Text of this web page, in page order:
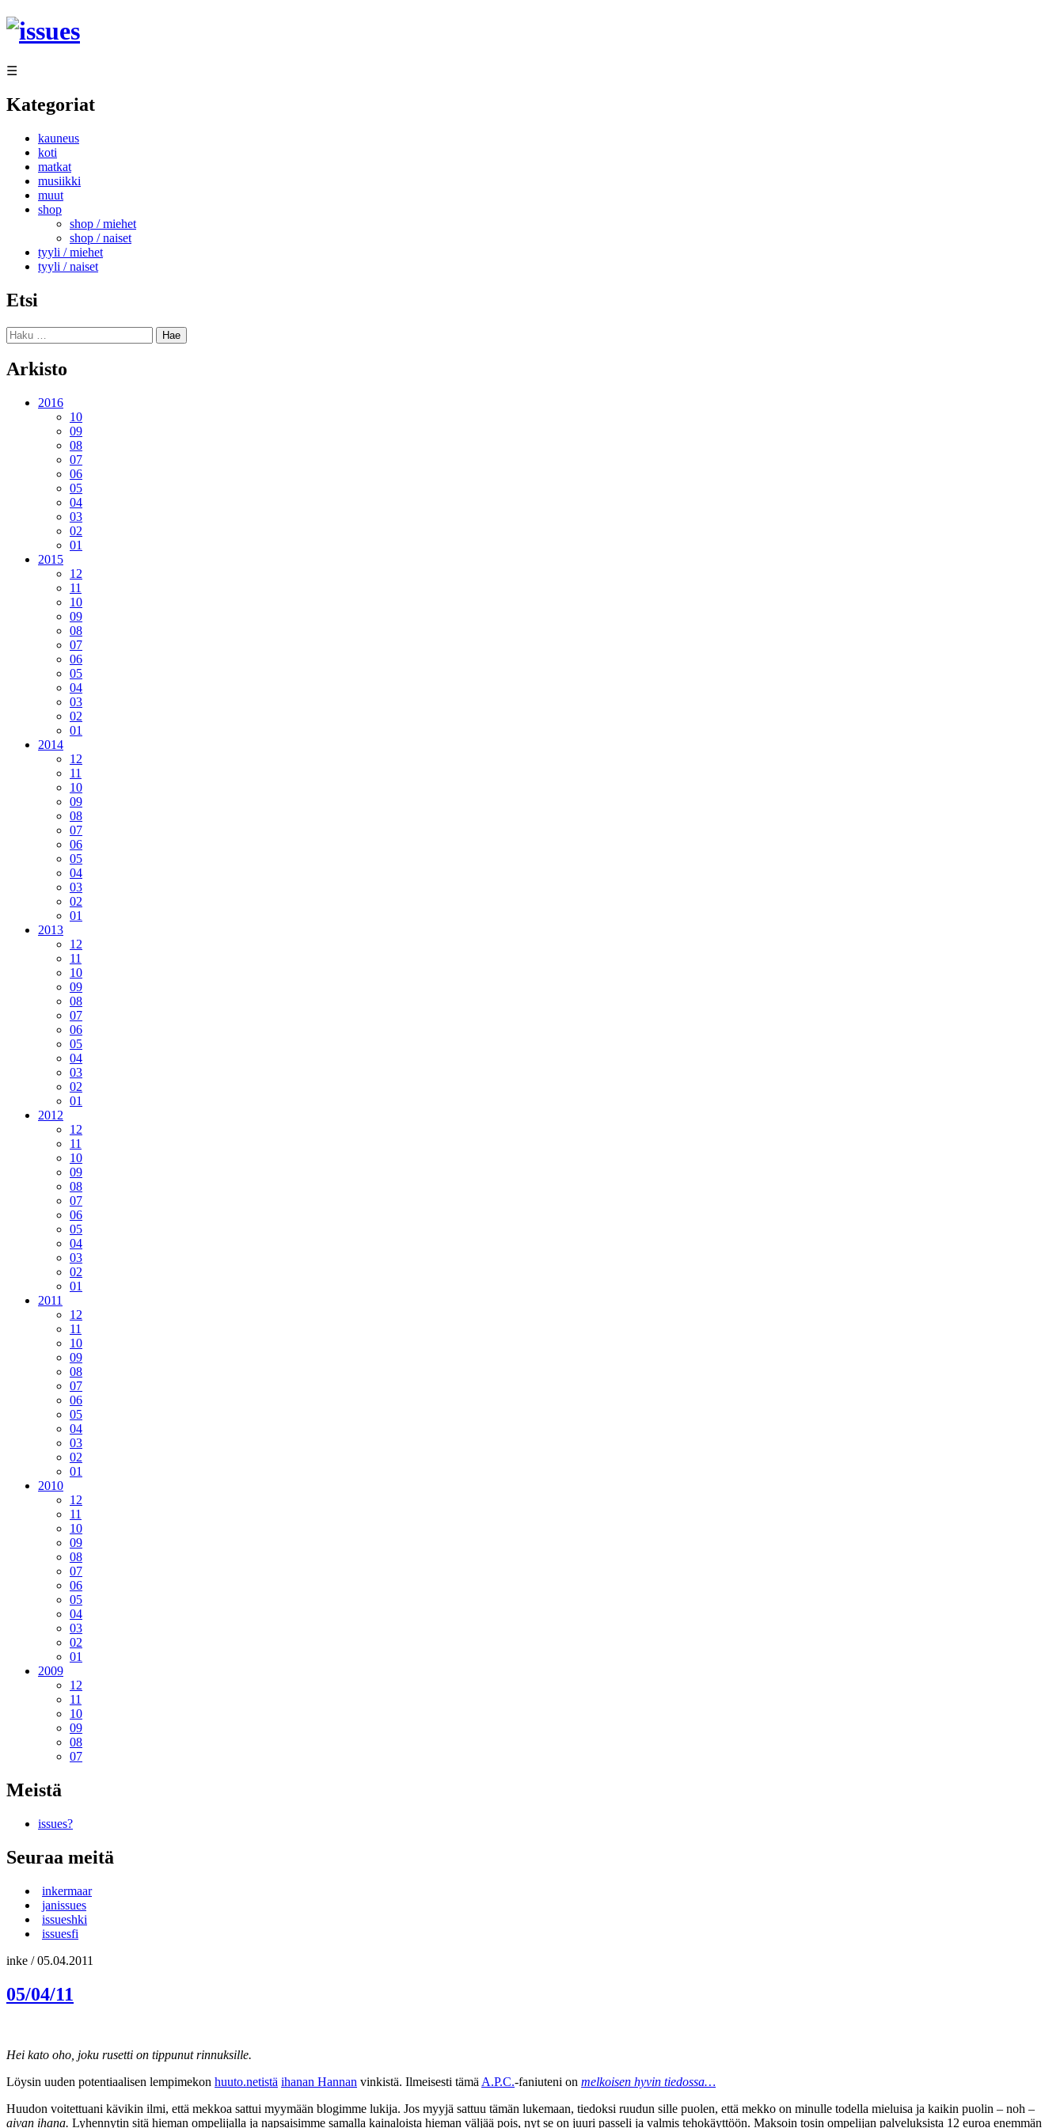
Siirry
sisältöön
☰
Kategoriat
kauneus
koti
matkat
musiikki
muut
shop
shop / miehet
shop / naiset
tyyli / miehet
tyyli / naiset
Etsi
Haku:
Arkisto
2016
10
09
08
07
06
05
04
03
02
01
2015
12
11
10
09
08
07
06
05
04
03
02
01
2014
12
11
10
09
08
07
06
05
04
03
02
01
2013
12
11
10
09
08
07
06
05
04
03
02
01
2012
12
11
10
09
08
07
06
05
04
03
02
01
2011
12
11
10
09
08
07
06
05
04
03
02
01
2010
12
11
10
09
08
07
06
05
04
03
02
01
2009
12
11
10
09
08
07
Meistä
issues?
Seuraa meitä
inkermaar
janissues
issueshki
issuesfi
inke /05.04.2011
05/04/11
Hei kato oho, joku rusetti on tippunut rinnuksille.
Löysin uuden potentiaalisen lempimekon huuto.netistä ihanan Hannan vinkistä. Ilmeisesti tämä A.P.C.-faniuteni on melkoisen hyvin tiedossa…
Huudon voitettuani kävikin ilmi, että mekkoa sattui myymään blogimme lukija. Jos myyjä sattuu tämän lukemaan, tiedoksi ruudun sille puolen, että mekko on minulle todella mieluisa ja kaikin puolin – noh –
aivan ihana. Lyhennytin sitä hieman ompelijalla ja napsaisimme samalla kainaloista hieman väljää pois, nyt se on juuri passeli ja valmis tehokäyttöön. Maksoin tosin ompelijan palveluksista 12 euroa enemmän